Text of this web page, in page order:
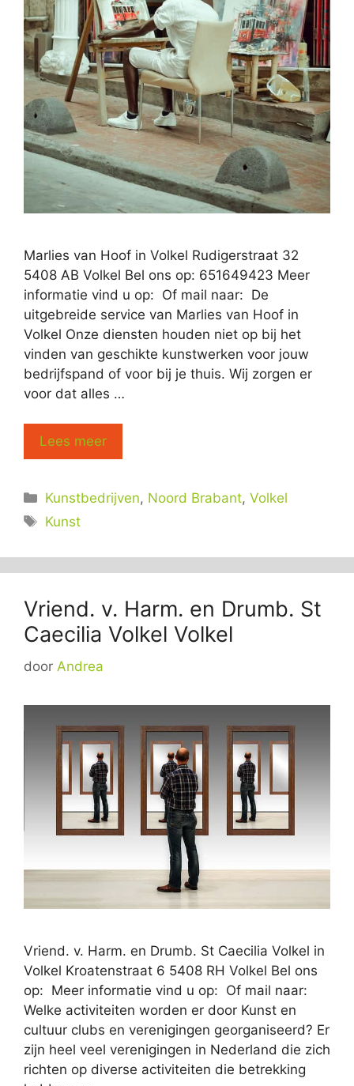
Marlies van Hoof in Volkel Rudigerstraat 32
5408 AB Volkel Bel ons op: 651649423 Meer
informatie vind u op: Of mail naar: De
uitgebreide service van Marlies van Hoof in
Volkel Onze diensten houden niet op bij het
vinden van geschikte kunstwerken voor jouw
bedrijfspand of voor bij je thuis. Wij zorgen er
voor dat alles …
Lees meer
Categorieën
Kunstbedrijven, Noord Brabant,Volkel
Tags
Kunst
Vriend. v. Harm. en Drumb. St
Caecilia Volkel Volkel
door Andrea
Vriend. v. Harm. en Drumb. St Caecilia Volkel in
Volkel Kroatenstraat 6 5408 RH Volkel Bel ons
op: Meer informatie vind u op: Of mail naar:
Welke activiteiten worden er door Kunst en
cultuur clubs en verenigingen georganiseerd? Er
zijn heel veel verenigingen in Nederland die zich
richten op diverse activiteiten die betrekking